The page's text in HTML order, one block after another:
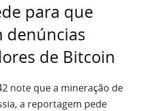
para que
denúncias
de Bitcoin
note que a mineração de
a reportagem pede